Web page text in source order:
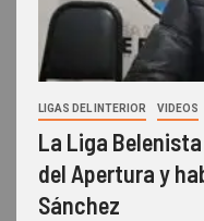
LIGAS DEL INTERIOR VIDEOS
La Liga
del Apertura y
Sánchez